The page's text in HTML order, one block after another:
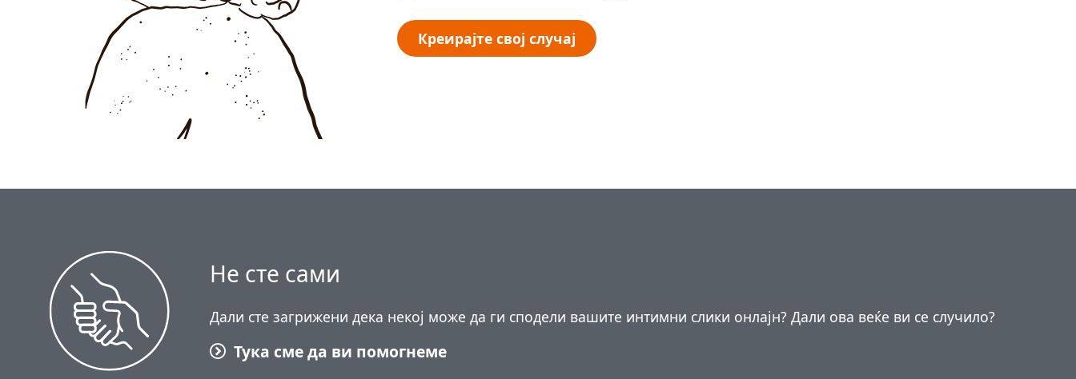
Креирајте свој случај
Не сте сами
Дали сте загрижени дека некој може да ги сподели вашите интимни слики онлајн? Дали ова веќе ви се случило?
Тука сме да ви помогнеме